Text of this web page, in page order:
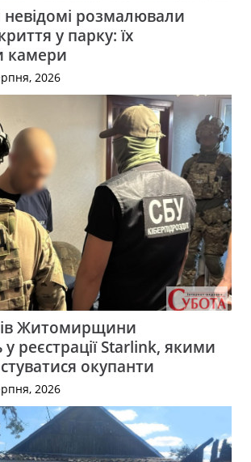
розмалювали
у парку: їх
камери
2026
Житомирщини
реєстрації Starlink, якими
окупанти
2026